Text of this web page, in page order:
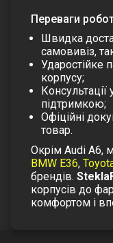
Переваги
Швидка
самовивіз,
Ударостійке
корпусу;
підтримкою;
Офіційні
товар.
Окрім Audi A6,
BMW E36,
брендів.
корпусів до
комфортом і